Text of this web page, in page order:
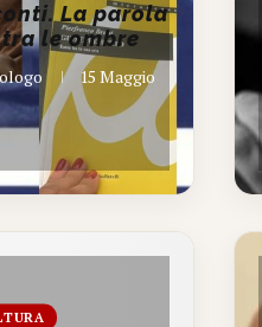
La parola
le ombre
15 Maggio